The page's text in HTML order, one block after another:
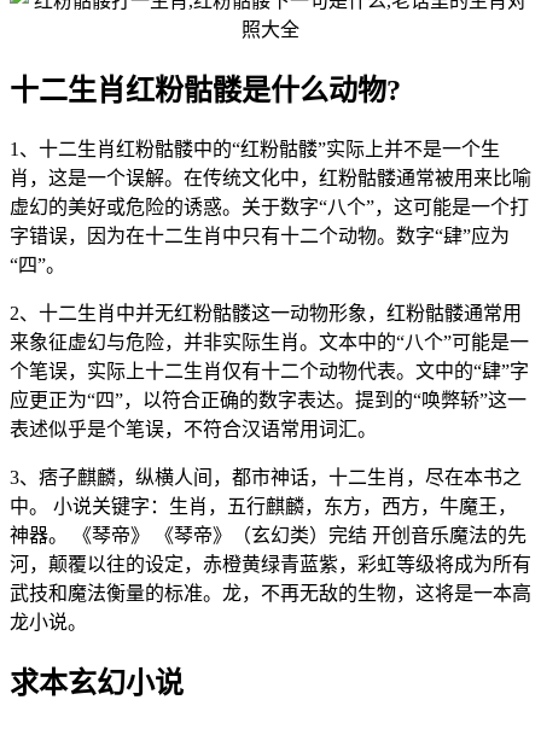
十二生肖红粉骷髅是什么动物?
1、十二生肖红粉骷髅中的“红粉骷髅”实际上并不是一个生
肖，这是一个误解。在传统文化中，红粉骷髅通常被用来比喻
虚幻的美好或危险的诱惑。关于数字“八个”，这可能是一个打
字错误，因为在十二生肖中只有十二个动物。数字“肆”应为
“四”。
2、十二生肖中并无红粉骷髅这一动物形象，红粉骷髅通常用
来象征虚幻与危险，并非实际生肖。文本中的“八个”可能是一
个笔误，实际上十二生肖仅有十二个动物代表。文中的“肆”字
应更正为“四”，以符合正确的数字表达。提到的“唤弊轿”这一
表述似乎是个笔误，不符合汉语常用词汇。
3、痞子麒麟，纵横人间，都市神话，十二生肖，尽在本书之
中。 小说关键字：生肖，五行麒麟，东方，西方，牛魔王，
神器。 《琴帝》 《琴帝》（玄幻类）完结 开创音乐魔法的先
河，颠覆以往的设定，赤橙黄绿青蓝紫，彩虹等级将成为所有
武技和魔法衡量的标准。龙，不再无敌的生物，这将是一本高
龙小说。
求本玄幻小说